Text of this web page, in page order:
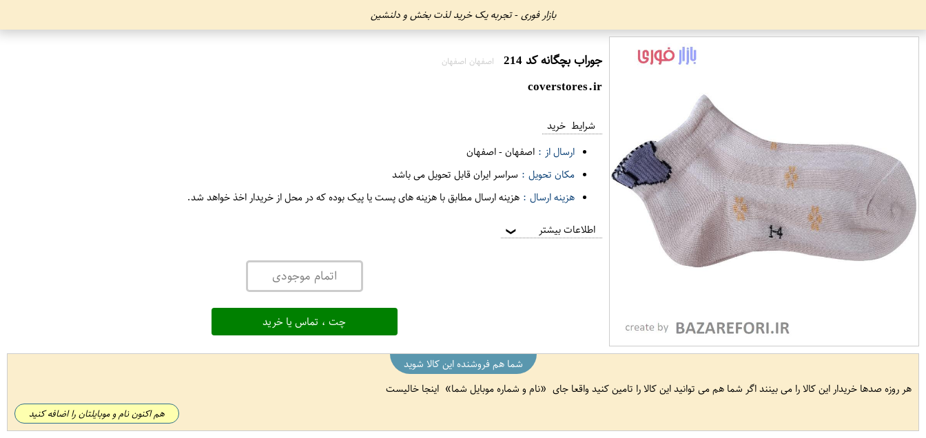
بازار فوری - تجربه یک خرید لذت بخش و دلنشین
جوراب بچگانه کد 214 اصفهان اصفهان
coverstores.ir
شرایط خرید
ارسال از : اصفهان-اصفهان
مکان تحویل : سراسر ایران قابل تحویل می باشد
هزینه ارسال : هزینه ارسال مطابق با هزینه های پست یا پیک بوده که در محل از خریدار اخذ خواهد شد.
اطلاعات بیشتر ❯
اتمام موجودی
چت ، تماس یا خرید
شما هم فروشنده این کالا شوید
هر روزه صدها خریدار این کالا را می بینند اگر شما هم می توانید این کالا را تامین کنید واقعا جای
نام و شماره موبایل شما اینجا خالیست
هم اکنون نام و موبایلتان را اضافه کنید